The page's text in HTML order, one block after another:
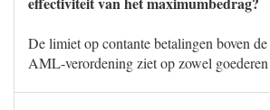
De limiet op contante betalingen boven
AML-verordening ziet op zowel goederen